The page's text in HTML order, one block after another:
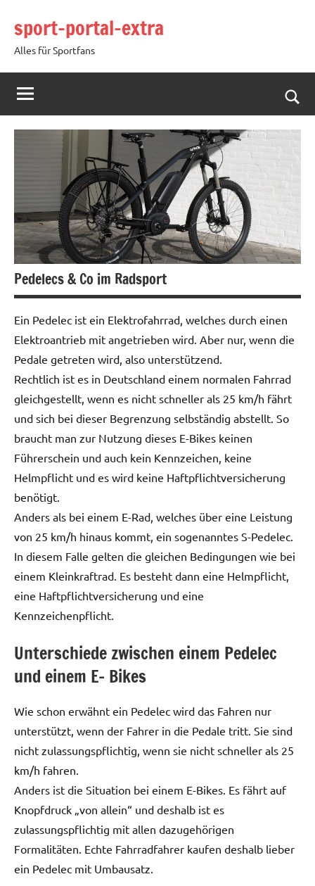
Inhalt
springen
sport-portal-extra
Alles für Sportfans
Pedelecs & Co im Radsport
Ein Pedelec ist ein Elektrofahrrad, welches durch einen
Elektroantrieb mit angetrieben wird. Aber nur, wenn die
Pedale getreten wird, also unterstützend.
Rechtlich ist es in Deutschland einem normalen Fahrrad
gleichgestellt, wenn es nicht schneller als 25 km/h fährt
und sich bei dieser Begrenzung selbständig abstellt. So
braucht man zur Nutzung dieses E-Bikes keinen
Führerschein und auch kein Kennzeichen, keine
Helmpflicht und es wird keine Haftpflichtversicherung
benötigt.
Anders als bei einem E-Rad, welches über eine Leistung
von 25 km/h hinaus kommt, ein sogenanntes S-Pedelec.
In diesem Falle gelten die gleichen Bedingungen wie bei
einem Kleinkraftrad. Es besteht dann eine Helmpflicht,
eine Haftpflichtversicherung und eine
Kennzeichenpflicht.
Unterschiede zwischen einem Pedelec
und einem E- Bikes
Wie schon erwähnt ein Pedelec wird das Fahren nur
unterstützt, wenn der Fahrer in die Pedale tritt. Sie sind
nicht zulassungspflichtig, wenn sie nicht schneller als 25
km/h fahren.
Anders ist die Situation bei einem E-Bikes. Es fährt auf
Knopfdruck „von allein“ und deshalb ist es
zulassungspflichtig mit allen dazugehörigen
Formalitäten. Echte Fahrradfahrer kaufen deshalb lieber
ein Pedelec mit Umbausatz.